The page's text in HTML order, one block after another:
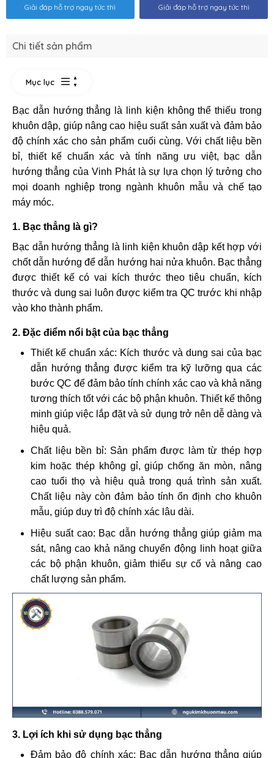
Giải đáp hỗ trợ ngay tức thì Giải đáp hỗ trợ ngay tức thì
Chi tiết sản phẩm
Mục lục
Bạc dẫn hướng thẳng là linh kiện không thể thiếu trong
khuôn dập, giúp nâng cao hiệu suất sản xuất và đảm bảo
độ chính xác cho sản phẩm cuối cùng. Với chất liệu bền
bỉ, thiết kế chuẩn xác và tính năng ưu việt, bạc dẫn
hướng thẳng của Vinh Phát là sự lựa chọn lý tưởng cho
mọi doanh nghiệp trong ngành khuôn mẫu và chế tạo
máy móc.
1. Bạc thẳng là gì?
Bạc dẫn hướng thẳng là linh kiện khuôn dập kết hợp với
chốt dẫn hướng để dẫn hướng hai nửa khuôn. Bạc thẳng
được thiết kế có vai kích thước theo tiêu chuẩn, kích
thước và dung sai luôn được kiểm tra QC trước khi nhập
vào kho thành phẩm.
2. Đặc điểm nổi bật của bạc thẳng
Thiết kế chuẩn xác: Kích thước và dung sai của bạc
dẫn hướng thẳng được kiểm tra kỹ lưỡng qua các
bước QC để đảm bảo tính chính xác cao và khả năng
tương thích tốt với các bộ phận khuôn. Thiết kế thông
minh giúp việc lắp đặt và sử dụng trở nên dễ dàng và
hiệu quả.
Chất liệu bền bỉ: Sản phẩm được làm từ thép hợp
kim hoặc thép không gỉ, giúp chống ăn mòn, nâng
cao tuổi thọ và hiệu quả trong quá trình sản xuất.
Chất liệu này còn đảm bảo tính ổn định cho khuôn
mẫu, giúp duy trì độ chính xác lâu dài.
Hiệu suất cao: Bạc dẫn hướng thẳng giúp giảm ma
sát, nâng cao khả năng chuyển động linh hoạt giữa
các bộ phận khuôn, giảm thiểu sự cố và nâng cao
chất lượng sản phẩm.
3. Lợi ích khi sử dụng bạc thẳng
Đảm bảo độ chính xác: Bạc dẫn hướng thẳng giúp